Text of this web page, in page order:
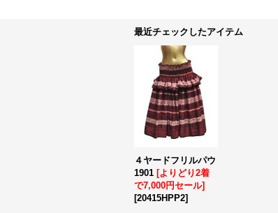
最近チェックしたアイテム
４ヤードフリルパウ
1901 [よりどり2着
で7,000円セール]
[20415HPP2]